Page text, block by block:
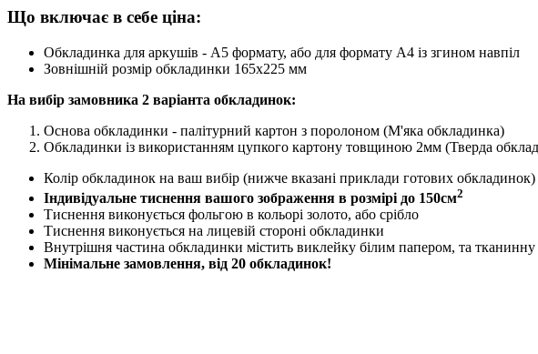
Що включає в себе ціна:
Обкладинка для аркушів - А5 формату, або для формату А4 із згином навпіл
Зовнішній розмір обкладинки 165х225 мм
На вибір замовника 2 варіанта обкладинок:
Основа обкладинки - палітурний картон з поролоном (М'яка обкладинка)
Обкладинки із використанням цупкого картону товщиною 2мм (Тверда
Колір обкладинок на ваш вибір (нижче вказані приклади готових обкладинок)
Індивідуальне тиснення вашого зображення в розмірі до 150см2
Тиснення виконується фольгою в кольорі золото, або срібло
Тиснення виконується на лицевій стороні обкладинки
Внутрішня частина обкладинки містить виклейку білим папером, та
Мінімальне замовлення, від 20 обкладинок!